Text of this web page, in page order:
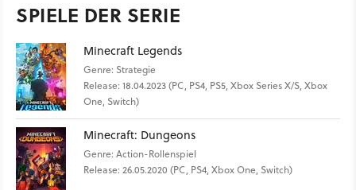
SPIELE DER SERIE
Minecraft Legends
Genre: Strategie
Release: 18.04.2023 (PC, PS4, PS5, Xbox Series X/S, Xbox
One, Switch)
Minecraft: Dungeons
Genre: Action-Rollenspiel
Release: 26.05.2020 (PC, PS4, Xbox One, Switch)